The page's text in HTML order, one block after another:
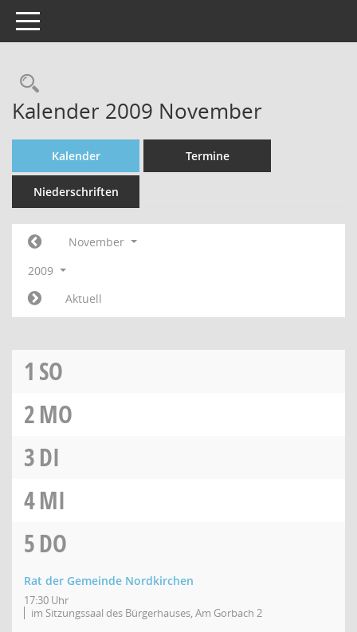
Toggle navigation
Rechercheauswahl
Kalender 2009 November
Kalender Termine
Niederschriften
November
2009
Aktuell
1 SO
2MO
3DI
4MI
5DO
Rat der Gemeinde Nordkirchen
17:30 Uhr
im Sitzungssaal des Bürgerhauses, Am Gorbach 2